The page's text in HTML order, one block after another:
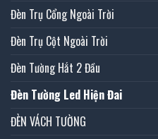
Đèn Trụ Cổng Ngoài Trời
Đèn Trụ Cột Ngoài Trời
Đèn Tường Hắt 2 Đầu
Đèn Tường Led Hiện Đai
ĐÈN VÁCH TƯỜNG